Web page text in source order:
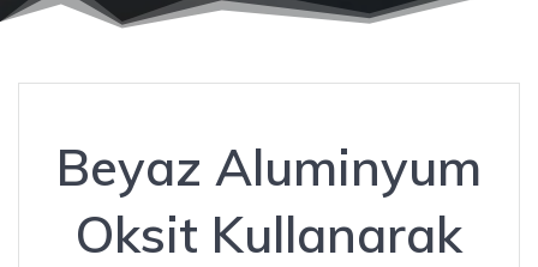
Beyaz Aluminyum
Oksit Kullanarak